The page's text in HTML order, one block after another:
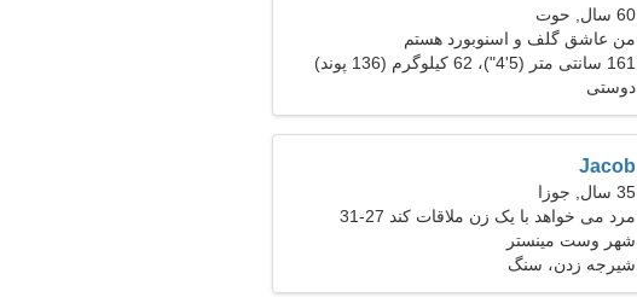
60 سال, حوت
من عاشق گلف و اسنوبورد هستم
161 سانتی متر (5'4")، 62 کیلوگرم (136 پوند)
دوستی
Jacob
35 سال, جوزا
مرد می خواهد با یک زن ملاقات کند 27-31
شهر وست مینستر
شیرجه زدن، سنگ